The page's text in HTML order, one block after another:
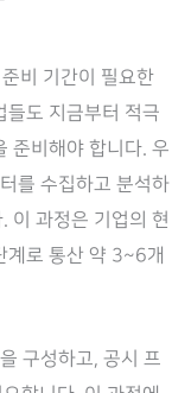
비 기간이 필요한
들도 지금부터 적극
준비해야 합니다. 우
를 수집하고 분석하
이 과정은 기업의 현
계로 통산 약 3~6개
구성하고, 공시 프